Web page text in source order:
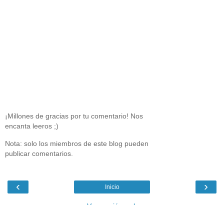
¡Millones de gracias por tu comentario! Nos
encanta leeros ;)
Nota: solo los miembros de este blog pueden
publicar comentarios.
‹ ›
Inicio